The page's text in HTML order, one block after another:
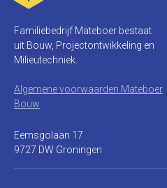
Familiebedrijf Mateboer bestaat
uit Bouw, Projectontwikkeling en
Milieutechniek.
Algemene voorwaarden Mateboer
Bouw
Eemsgolaan 17
9727 DW Groningen